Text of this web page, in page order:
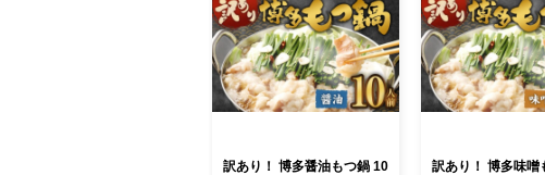
訳あり！ 博多醤油もつ鍋 10
訳あり！ 博多味噌